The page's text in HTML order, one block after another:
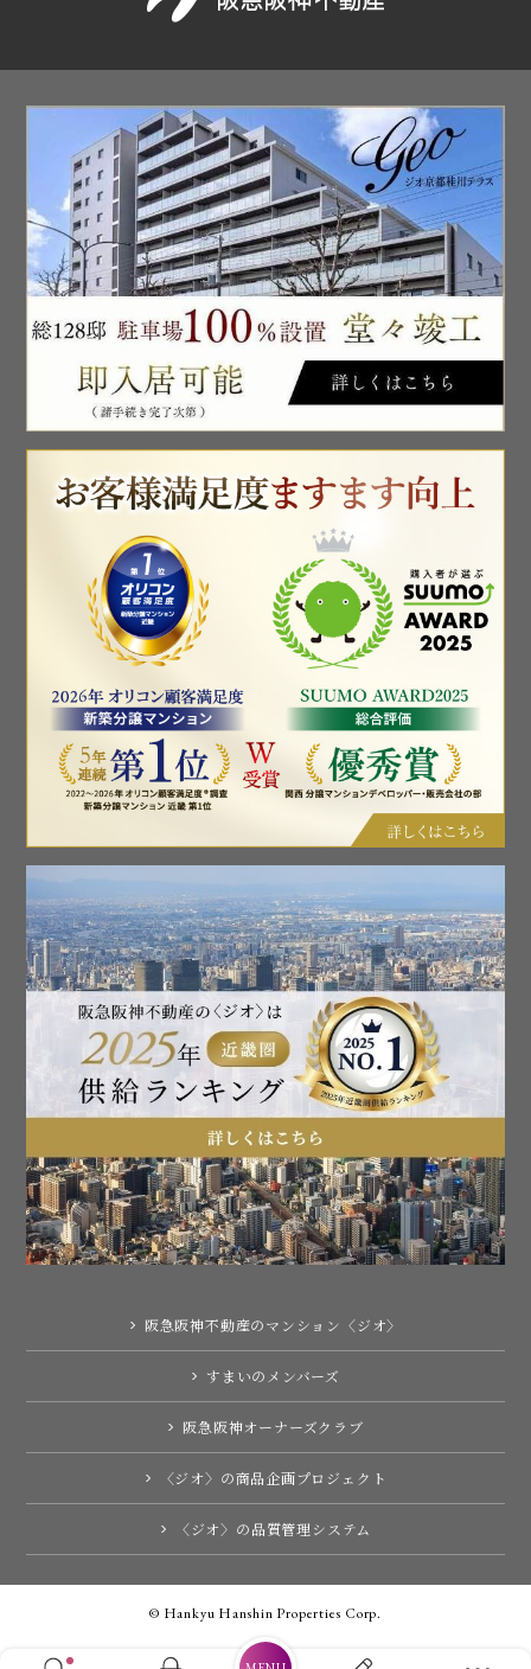
阪急阪神不動産のマンション〈ジオ〉
すまいのメンバーズ
阪急阪神オーナーズクラブ
〈ジオ〉の商品企画プロジェクト
〈ジオ〉の品質管理システム
© Hankyu Hanshin Properties Corp.